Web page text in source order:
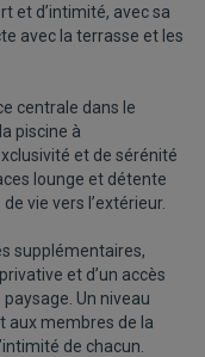
et d’intimité, avec sa
avec la terrasse et les
centrale dans le
piscine à
et de sérénité
lounge et détente
vie vers l’extérieur.
supplémentaires,
et d’un accès
Un niveau
aux membres de la
de chacun.